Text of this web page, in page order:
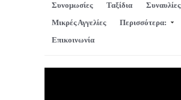
Συνομωσίες
Ταξίδια
Συναυλίες
Μικρές Αγγελίες
Περισσότερα:
Επικοινωνία